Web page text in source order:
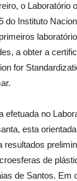
o Laboratório
do Instituto
a obter a
for
efetuada no
esta
resultados
de
de Santos. Em